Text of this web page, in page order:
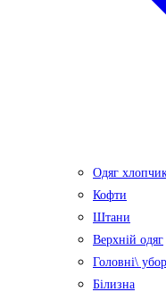
Одяг
Кофти
Штани
Верхній одяг
Головні\
Білизна